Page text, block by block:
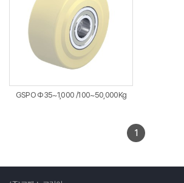
GSPO Φ35~1,000 /100~50,000Kg
1